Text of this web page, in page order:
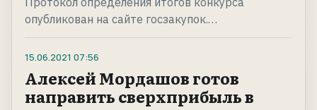
опубликован на сайте госзакупок.…
15.06.2021 07:56
Алексей Мордашов готов
направить сверхприбыль в